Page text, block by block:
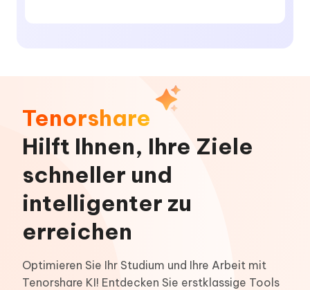
Tenorshare
Hilft Ihnen, Ihre Ziele
schneller und
intelligenter zu
erreichen
Optimieren Sie Ihr Studium und Ihre Arbeit mit
Tenorshare KI! Entdecken Sie erstklassige Tools